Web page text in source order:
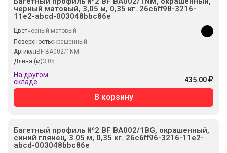
черный матовый, 3,05 м, 0,35 кг. 26c6ff98-3216-
11e2-abcd-003048bbc86e
Цветчерный матовый
Поверхностьокрашенный
АртикулBF BA002/1NM
Длина (м)3,05
На другом
складе
435.00
В корзину
Багетный профиль №2 BF BA002/1BG, окрашенный,
синий глянец, 3.05 м, 0,35 кг. 26c6ff96-3216-11e2-
abcd-003048bbc86e